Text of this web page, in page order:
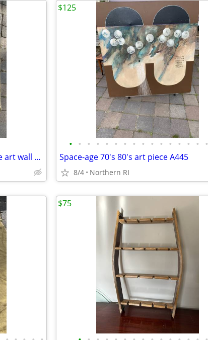
Memphis style Post Modern Empire art wall clock A17
• • • • • • • • • • • • • • • •
Space-age 70's 80's art piece A445
8/4 Northern RI
$125
$75